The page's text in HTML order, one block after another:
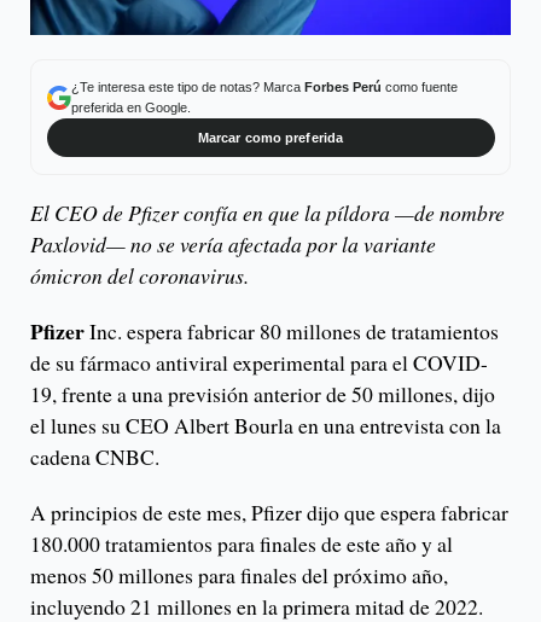
¿Te interesa este tipo de notas? Marca Forbes Perú como fuente
preferida en Google.
Marcar como preferida
El CEO de Pfizer confía en que la píldora —de nombre
Paxlovid— no se vería afectada por la variante
ómicron del coronavirus.
PfizerInc. espera fabricar 80 millones de tratamientos
de su fármaco antiviral experimental para el COVID-
19, frente a una previsión anterior de 50 millones, dijo
el lunes su CEO Albert Bourla en una entrevista con la
cadena CNBC.
A principios de este mes, Pfizer dijo que espera fabricar
180.000 tratamientos para finales de este año y al
menos 50 millones para finales del próximo año,
incluyendo 21 millones en la primera mitad de 2022.